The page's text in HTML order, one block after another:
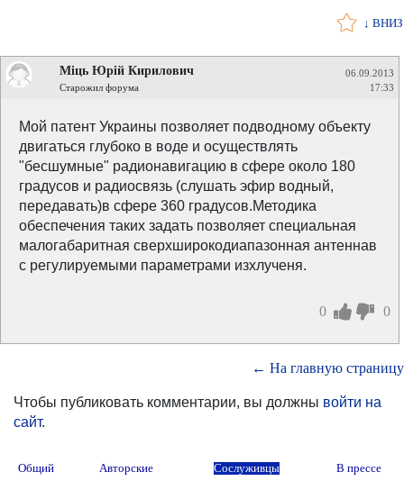
↓ ВНИЗ
Міць Юрій Кирилович
Старожил форума
06.09.2013
17:33
Мой патент Украины позволяет подводному объекту
двигаться глубоко в воде и осуществлять
"бесшумные" радионавигацию в сфере около 180
градусов и радиосвязь (слушать эфир водный,
передавать)в сфере 360 градусов.Методика
обеспечения таких задать позволяет специальная
малогабаритная сверхширокодиапазонная антеннав
с регулируемыми параметрами изхлученя.
0 0
← На главную страницу
Чтобы публиковать комментарии, вы должны войти на
сайт.
Общий Авторские Сослуживцы В прессе